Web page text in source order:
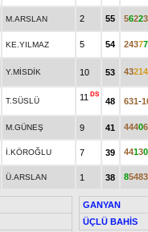
M.ARSLAN 2 55 56223
KE.YILMAZ 5 54 24377
Y.MİSDİK 10 53 43214
T.SÜSLÜ 11 DS
48 631-1
M.GÜNEŞ 9 41 44406
İ.KÖROĞLU 7 39 44130
Ü.ARSLAN 1 38 85483
GANYAN
ÜÇLÜ BAHİS